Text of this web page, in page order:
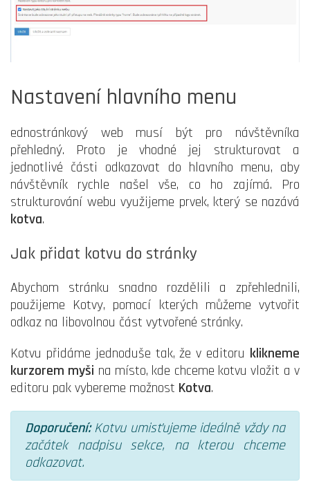
Nastavení hlavního menu
ednostránkový web musí být pro návštěvníka
přehledný. Proto je vhodné jej strukturovat a
jednotlivé části odkazovat do hlavního menu, aby
návštěvník rychle našel vše, co ho zajímá. Pro
strukturování webu využijeme prvek, který se nazává
kotva.
Jak přidat kotvu do stránky
Abychom stránku snadno rozdělili a zpřehlednili,
použijeme Kotvy, pomocí kterých můžeme vytvořit
odkaz na libovolnou část vytvořené stránky.
Kotvu přidáme jednoduše tak, že v editoru klikneme
kurzorem myši na místo, kde chceme kotvu vložit a v
editoru pak vybereme možnost Kotva.
Doporučení:Kotvu umisťujeme ideálně vždy na
začátek nadpisu sekce, na kterou chceme
odkazovat.